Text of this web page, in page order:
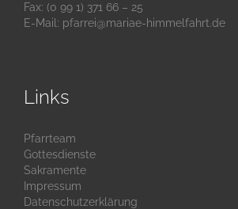
Fax: (0 99 1) 371 66 – 25
E-Mail: pfarrei@mariae-himmelfahrt.de
Links
Pfarrteam
Gottesdienste
Sakramente
Impressum
Datenschutzerklärung